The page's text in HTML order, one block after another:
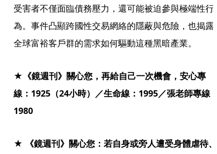
受害者不僅面臨債務壓力，還可能被迫參與極端性行
為。事件凸顯跨國性交易網絡的隱蔽與危險，也揭露
全球富裕客戶群的需求如何驅動這種黑暗產業。
★《鏡週刊》關心您，再給自己一次機會，安心專
線：1925（24小時）／生命線：1995／張老師專線
1980
★ 《鏡週刊》關心您：若自身或旁人遭受身體虐待、